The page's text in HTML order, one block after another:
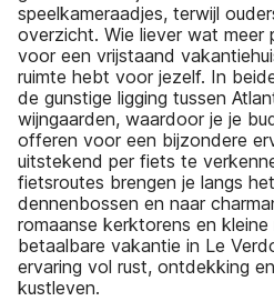
speelkameraadjes, terwijl
overzicht. Wie liever wat meer
voor een vrijstaand
ruimte hebt voor jezelf. In
de gunstige ligging tussen
wijngaarden, waardoor je je
offeren voor een bijzondere
uitstekend per fiets te
fietsroutes brengen je langs
dennenbossen en naar
romaanse kerktorens en
betaalbare vakantie in Le
ervaring vol rust, ontdekking
kustleven.